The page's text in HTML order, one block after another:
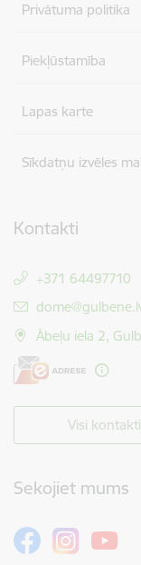
Privātuma politika
Piekļūstamība
Lapas karte
Sīkdatņu izvēles
Kontakti
+371 64497710
E-pasts:
Ābeļu iela 2,
Visi kontakti
Sekojiet mums